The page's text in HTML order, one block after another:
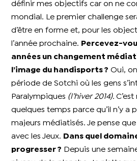
définir mes objectifs car on ne
mondial. Le premier challenge
d’être en forme et, pour les
l’année prochaine.
Percevez-
années un changement
l’image du handisports ? Oui, on
période de Sotchi où les gens
Paralympiques (l’hiver 2014).
quelques temps parce qu’il n’y a
majeurs médiatisés. Je pense
avec les Jeux.
Dans quel
progresser ?
Depuis une